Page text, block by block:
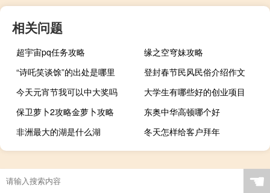
相关问题
超宇宙pq任务攻略
缘之空穹妹攻略
“诗吒笑谈馀”的出处是哪里
登封春节民风民俗介绍作文
今天元宵节我可以中大奖吗
大学生有哪些好的创业项目
保卫萝卜2攻略金萝卜攻略
东奥中华高顿哪个好
非洲最大的湖是什么湖
冬天怎样给客户拜年
☚